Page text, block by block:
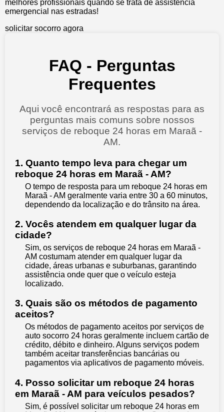
melhores profissionais quando se trata de assistência
emergencial nas estradas!
solicitar socorro agora
FAQ - Perguntas
Frequentes
Aqui você encontrará as respostas para as
perguntas mais comuns sobre nossos
serviços de reboque 24 horas em Maraã -
AM.
1. Quanto tempo leva para chegar um
reboque 24 horas em Maraã - AM?
O tempo de resposta para um reboque 24 horas em
Maraã - AM geralmente varia entre 30 a 60 minutos,
dependendo da localização e do trânsito na área.
2. Vocês atendem em qualquer lugar da
cidade?
Sim, os serviços de reboque 24 horas em Maraã -
AM costumam atender em qualquer lugar da
cidade, áreas urbanas e suburbanas, garantindo
assistência onde quer que o veículo esteja
localizado.
3. Quais são os métodos de pagamento
aceitos?
Os métodos de pagamento aceitos por serviços de
auto socorro 24 horas geralmente incluem cartão de
crédito, débito e dinheiro. Alguns serviços podem
também aceitar transferências bancárias ou
pagamentos via aplicativos de pagamento móveis.
4. Posso solicitar um reboque 24 horas
em Maraã - AM para veículos pesados?
Sim, é possível solicitar um reboque 24 horas em